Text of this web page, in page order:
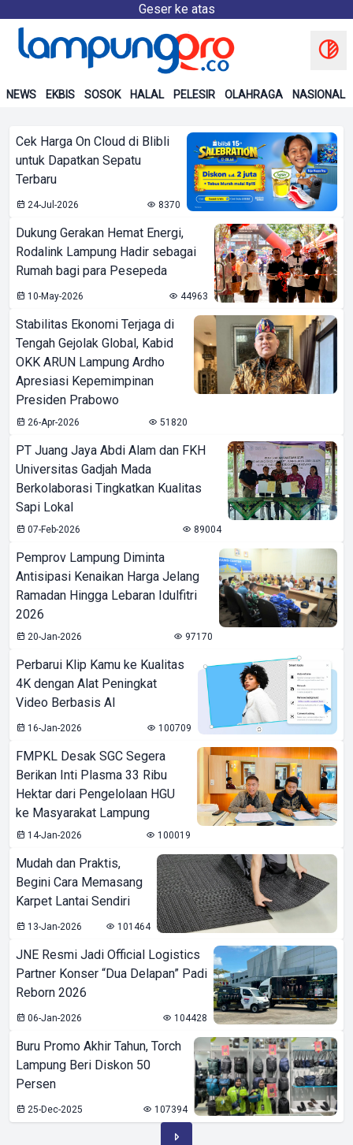
Geser ke atas
NEWS EKBIS SOSOK HALAL PELESIR OLAHRAGA NASIONAL
Cek Harga On Cloud di Blibli
untuk Dapatkan Sepatu
Terbaru
24-Jul-2026 8370
Dukung Gerakan Hemat Energi,
Rodalink Lampung Hadir sebagai
Rumah bagi para Pesepeda
10-May-2026 44963
Stabilitas Ekonomi Terjaga di
Tengah Gejolak Global, Kabid
OKK ARUN Lampung Ardho
Apresiasi Kepemimpinan
Presiden Prabowo
26-Apr-2026 51820
PT Juang Jaya Abdi Alam dan FKH
Universitas Gadjah Mada
Berkolaborasi Tingkatkan Kualitas
Sapi Lokal
07-Feb-2026 89004
Pemprov Lampung Diminta
Antisipasi Kenaikan Harga Jelang
Ramadan Hingga Lebaran Idulfitri
2026
20-Jan-2026 97170
Perbarui Klip Kamu ke Kualitas
4K dengan Alat Peningkat
Video Berbasis AI
16-Jan-2026 100709
FMPKL Desak SGC Segera
Berikan Inti Plasma 33 Ribu
Hektar dari Pengelolaan HGU
ke Masyarakat Lampung
14-Jan-2026 100019
Mudah dan Praktis,
Begini Cara Memasang
Karpet Lantai Sendiri
13-Jan-2026 101464
JNE Resmi Jadi Official Logistics
Partner Konser “Dua Delapan” Padi
Reborn 2026
06-Jan-2026 104428
Buru Promo Akhir Tahun, Torch
Lampung Beri Diskon 50
Persen
25-Dec-2025 107394